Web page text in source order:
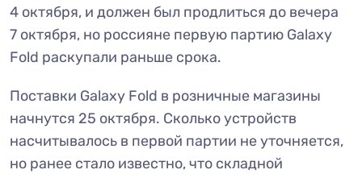
4 октября, и должен был продлиться до вечера
7 октября, но россияне первую партию Galaxy
Fold раскупали раньше срока.
Поставки Galaxy Fold в розничные магазины
начнутся 25 октября. Сколько устройств
насчитывалось в первой партии не уточняется,
но ранее стало известно, что складной